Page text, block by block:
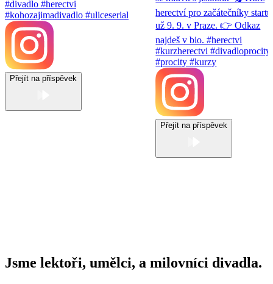
Přejít na příspěvek
Přejít na příspěvek
Jsme lektoři, umělci, a milovníci divadla.